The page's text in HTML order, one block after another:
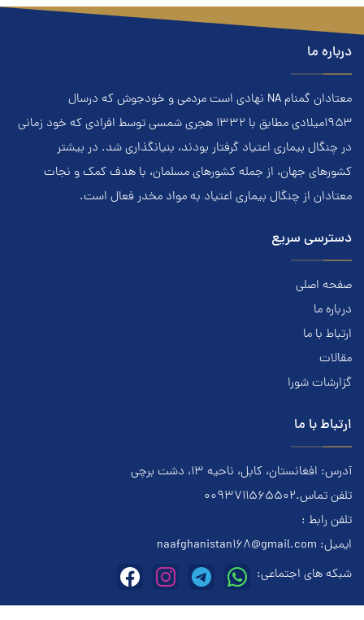
درباره ما
معتادان گمنام NA نهادي است مردمي و خودجوش که درسال
۱۹۵۳ميلادي مطابق با ۱۳۳۲ هجري‌ شمسي توسط افرادي که خود زماني
در چنگال بیماری اعتياد گرفتار بودند، بنيانگذاري شد. در بيشتر
کشور‌هاي جهان، از جمله کشور‌هاي مسلمان، با هدف کمک و نجات
معتادان از چنگال بیماری اعتياد به مواد مخدر فعال است.
دسترسی سریع
صفحه اصلی
درباره ما
ارتباط با ما
مقالات
گزارشات شورا
ارتباط با ما
آدرس: افغانستان، کابل، ناحیه ۱۳، دشت برچی
تلفن تماس.0093711565502
تلفن رابط :
ایمیل: naafghanistan168@gmail.com
شبکه های اجتماعی: